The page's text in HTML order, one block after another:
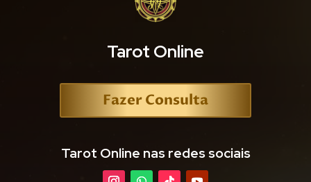
Tarot Online
Fazer Consulta
Tarot Online nas redes sociais